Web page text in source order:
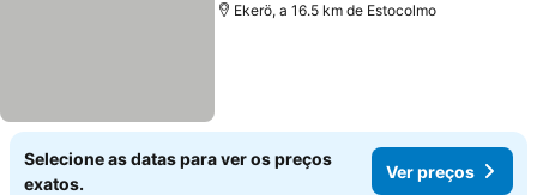
Ekerö, a 16.5 km de Estocolmo
Selecione as datas para ver os preços
exatos.
Ver preços